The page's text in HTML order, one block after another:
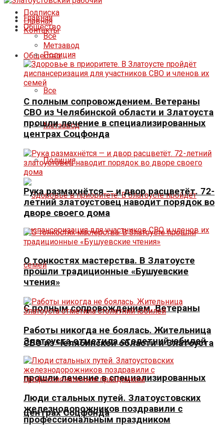
Подписка
Контакты
Главная
Общество
Все
Метзавод
Полиция
С полным сопровождением. Ветераны
СВО из Челябинской области и Златоуста
прошли лечение в специализированных
центрах Соцфонда
Главная
Общество
Все
Метзавод
Полиция
С полным сопровождением. Ветераны
СВО из Челябинской области и Златоуста
прошли лечение в специализированных
центрах Соцфонда
Рука размахнётся — и двор расцветёт. 72-
летний златоустовец наводит порядок во
дворе своего дома
О тонкостях мастерства. В Златоусте
прошли традиционные «Бушуевские
чтения»
Работы никогда не боялась. Жительница
Златоуста отметила столетний юбилей
Люди стальных путей. Златоустовских
железнодорожников поздравили с
профессиональным праздником